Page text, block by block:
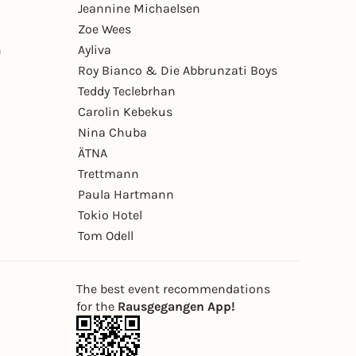
Jeannine Michaelsen
Zoe Wees
Ayliva
Roy Bianco & Die Abbrunzati Boys
Teddy Teclebrhan
Carolin Kebekus
Nina Chuba
ÄTNA
Trettmann
Paula Hartmann
Tokio Hotel
Tom Odell
The best event recommendations
for the Rausgegangen App!